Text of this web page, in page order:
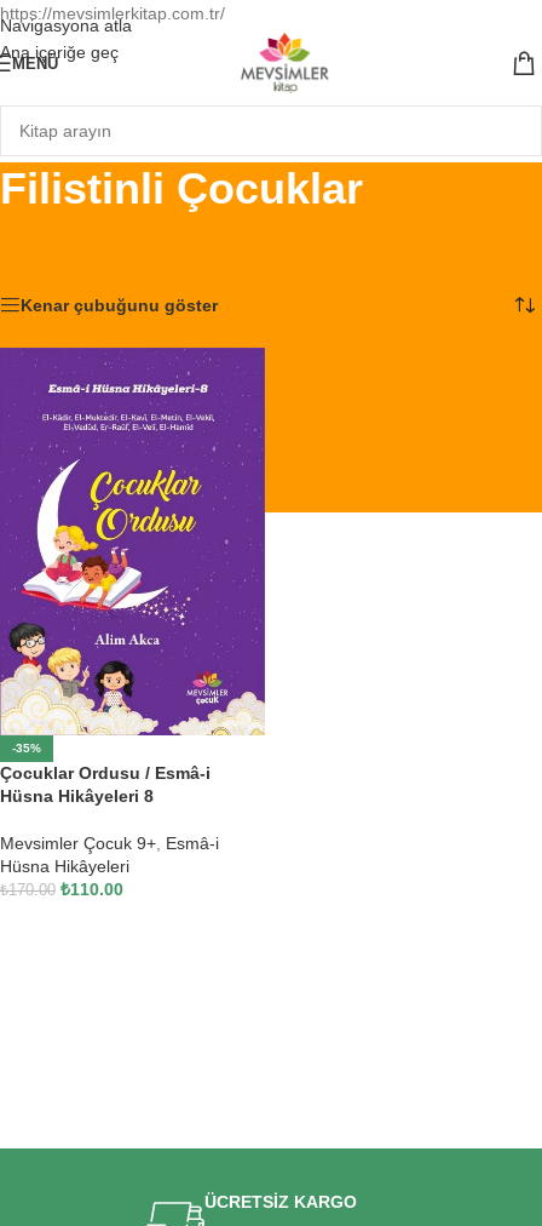
https://mevsimlerkitap.com.tr/
Navigasyona atla
Ana içeriğe geç
MENÜ
Filistinli Çocuklar
Kenar çubuğunu göster
-35%
Çocuklar Ordusu / Esmâ-i
Hüsna Hikâyeleri 8
Mevsimler Çocuk 9+, Esmâ-i
Hüsna Hikâyeleri
₺170.00 ₺110.00
ÜCRETSİZ KARGO